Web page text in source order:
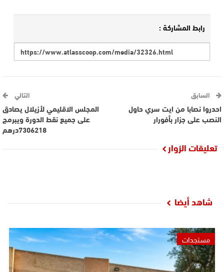
رابط المشاركة :
السابق
احدروا نصابا من ايت سري حاول
النصب على جزار بأفورار
التالي
المجلس الاقليمي لأزيلال يصادق
على جميع نقط الدورة ويبرمج
7306218درهم
تعليقات الزوار
شاهد أيضا
مستجدات